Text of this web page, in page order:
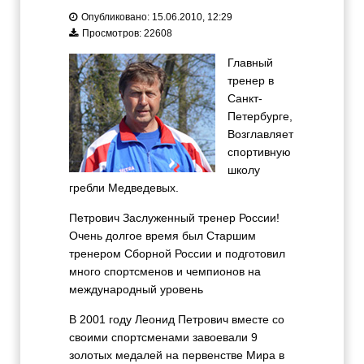
Опубликовано: 15.06.2010, 12:29
Просмотров: 22608
Главный
тренер в
Санкт-
Петербурге,
Возглавляет
спортивную
школу
гребли Медведевых.
Петрович Заслуженный тренер России!
Очень долгое время был Старшим
тренером Сборной России и подготовил
много спортсменов и чемпионов на
международный уровень
В 2001 году Леонид Петрович вместе со
своими спортсменами завоевали 9
золотых медалей на первенстве Мира в